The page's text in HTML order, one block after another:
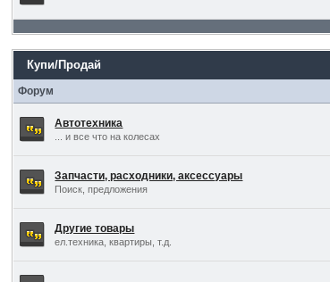
Купи/Продай
Форум
Автотехника
... и все что на колесах
Запчасти, расходники, аксессуары
Поиск, предложения
Другие товары
ел.техника, квартиры, т.д.